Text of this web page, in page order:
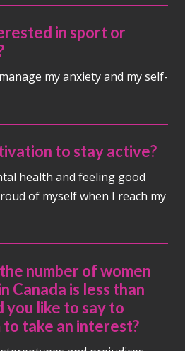
in sport or
my anxiety and my self-
to stay active?
health and feeling good
of myself when I reach my
number of women
Canada is less than
you like to say to
take an interest?